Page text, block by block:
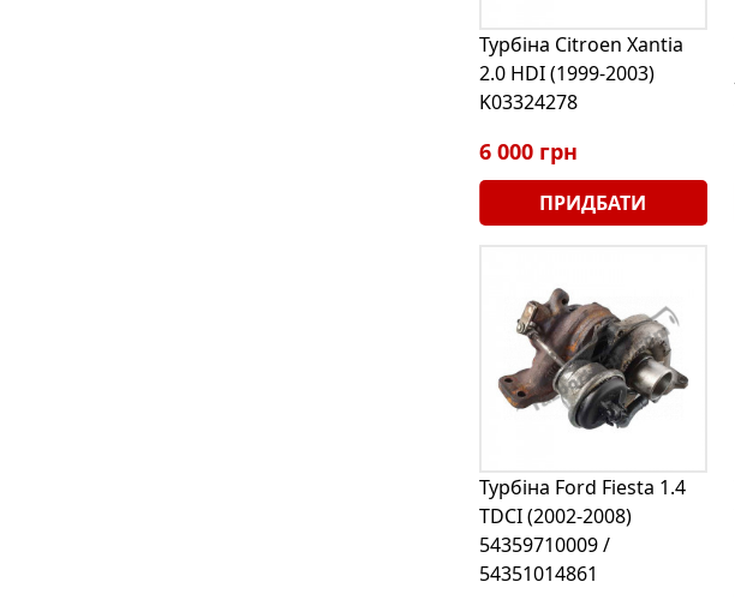
Турбіна Citroen Xantia
2.0 HDI (1999-2003)
K03324278
6 000 грн
ПРИДБАТИ
Турбіна Ford Fiesta 1.4
TDCI (2002-2008)
54359710009 /
54351014861